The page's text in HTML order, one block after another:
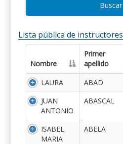
Buscar
Lista pública de instructores
Nombre
Primer
apellido
LAURA
ABAD
JUAN
ANTONIO
ABASCAL
ISABEL
MARIA
ABELA